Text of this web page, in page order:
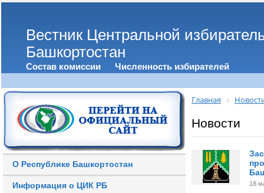
Вестник Центральной
Башкортостан
Состав комиссии Численность избирателей
О Республике Башкортостан
Информация о ЦИК РБ
Главная
Новости
18